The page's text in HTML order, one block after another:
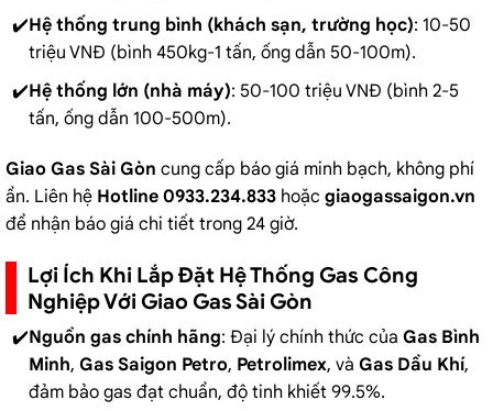
Hệ thống trung bình (khách sạn, trường học): 10-50
triệu VNĐ (bình 450kg-1 tấn, ống dẫn 50-100m).
Hệ thống lớn (nhà máy): 50-100 triệu VNĐ (bình 2-5
tấn, ống dẫn 100-500m).
Giao Gas Sài Gòn cung cấp báo giá minh bạch, không phí
ẩn. Liên hệ Hotline 0933.234.833 hoặc giaogassaigon.vn
để nhận báo giá chi tiết trong 24 giờ.
Lợi Ích Khi Lắp Đặt Hệ Thống Gas Công
Nghiệp Với Giao Gas Sài Gòn
Nguồn gas chính hãng: Đại lý chính thức của Gas Bình
Minh, Gas Saigon Petro, Petrolimex, và Gas Dầu Khí,
đảm bảo gas đạt chuẩn, độ tinh khiết 99.5%.